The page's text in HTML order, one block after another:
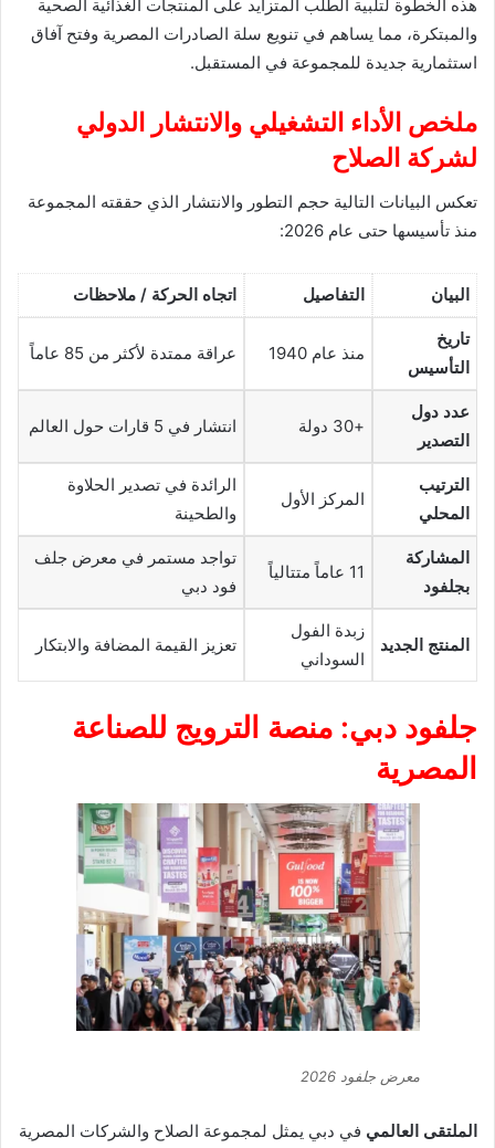
هذه الخطوة لتلبية الطلب المتزايد على المنتجات الغذائية الصحية
والمبتكرة، مما يساهم في تنويع سلة الصادرات المصرية وفتح آفاق
استثمارية جديدة للمجموعة في المستقبل.
ملخص الأداء التشغيلي والانتشار الدولي
لشركة الصلاح
تعكس البيانات التالية حجم التطور والانتشار الذي حققته المجموعة
منذ تأسيسها حتى عام 2026:
البيان التفاصيل اتجاه الحركة / ملاحظات
تاريخ
التأسيس
منذ عام 1940 عراقة ممتدة لأكثر من 85 عاماً
عدد دول
التصدير
+30 دولة انتشار في 5 قارات حول العالم
الترتيب
المحلي
المركز الأول
الرائدة في تصدير الحلاوة
والطحينة
المشاركة
بجلفود
11 عاماً متتالياً
تواجد مستمر في معرض جلف
فود دبي
المنتج الجديد
زبدة الفول
السوداني
تعزيز القيمة المضافة والابتكار
جلفود دبي: منصة الترويج للصناعة
المصرية
معرض جلفود 2026
الملتقى العالمي في دبي يمثل لمجموعة الصلاح والشركات المصرية